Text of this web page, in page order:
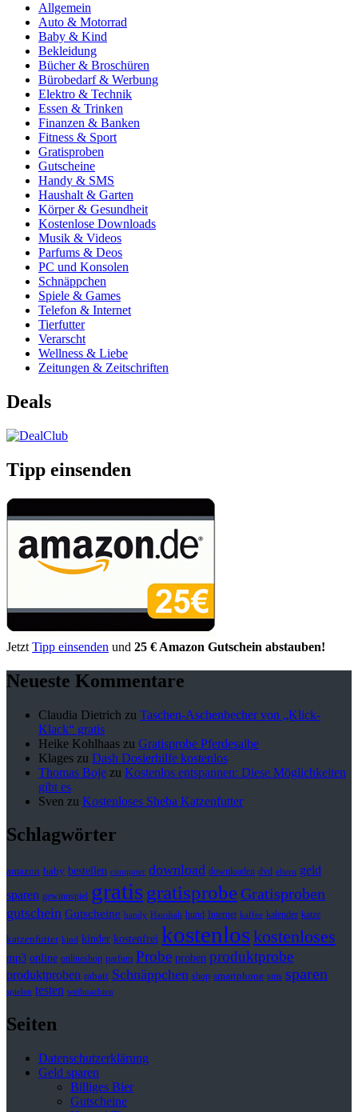
Allgemein
Auto & Motorrad
Baby & Kind
Bekleidung
Bücher & Broschüren
Bürobedarf & Werbung
Elektro & Technik
Essen & Trinken
Finanzen & Banken
Fitness & Sport
Gratisproben
Gutscheine
Handy & SMS
Haushalt & Garten
Körper & Gesundheit
Kostenlose Downloads
Musik & Videos
Parfums & Deos
PC und Konsolen
Schnäppchen
Spiele & Games
Telefon & Internet
Tierfutter
Verarscht
Wellness & Liebe
Zeitungen & Zeitschriften
Deals
Tipp einsenden
Jetzt Tipp einsenden und 25 € Amazon Gutschein abstauben!
Neueste Kommentare
Claudia Dietrich zu Taschen-Aschenbecher von „Klick-
Klack“ gratis
Heike Kohlhaas zu Gratisprobe Pferdesalbe
Klages zu Dash Dosierhilfe kostenlos
Thomas Boje zu Kostenlos entspannen: Diese Möglichkeiten
gibt es
Sven zu Kostenloses Sheba Katzenfutter
Schlagwörter
amazon baby bestellen computer download downloaden dvd eltern geld
sparen gewinnspiel gratisgratisprobeGratisproben
gutschein Gutscheine handy Haushalt hund Internet kaffee kalender katze
katzenfutter kind kinder kostenfrei kostenloskostenloses
mp3 online onlineshop parfum Probe proben produktprobe
produktproben rabatt Schnäppchen shop smartphone sms sparen
spielen testen weihnachten
Seiten
Datenschutzerklärung
Geld sparen
Billiges Bier
Gutscheine